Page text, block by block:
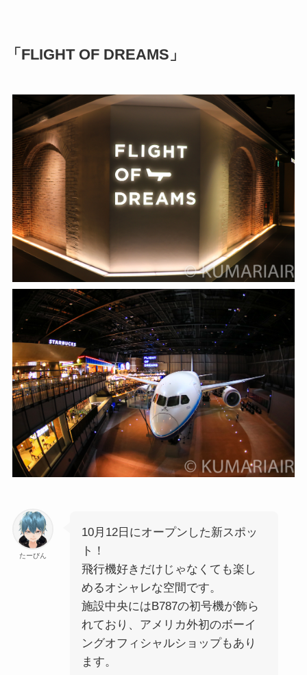
「FLIGHT OF DREAMS」
たーびん
10月12日にオープンした新スポッ
ト！
飛行機好きだけじゃなくても楽し
めるオシャレな空間です。
施設中央にはB787の初号機が飾ら
れており、アメリカ外初のボーイ
ングオフィシャルショップもあり
ます。